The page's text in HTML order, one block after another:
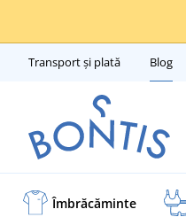
Transport și plată Blog
Îmbrăcăminte